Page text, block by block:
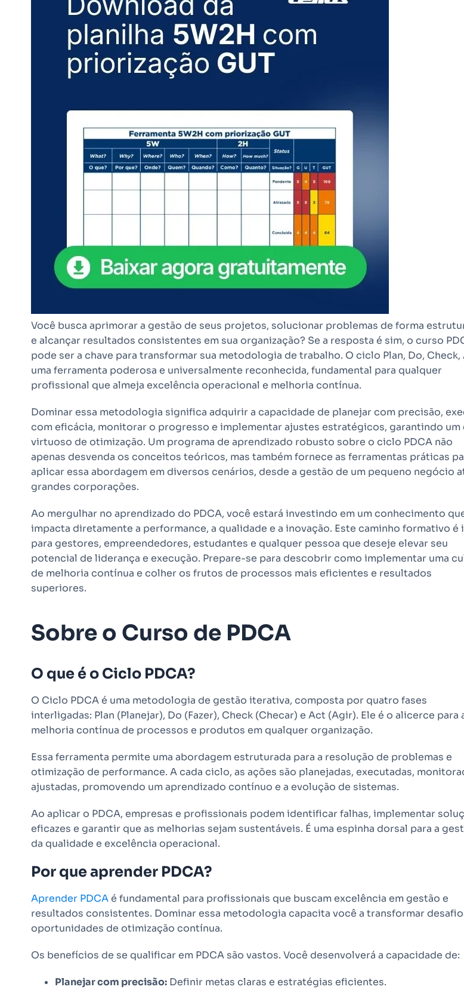
Você busca aprimorar a gestão de seus projetos, solucionar problemas de forma
e alcançar resultados consistentes em sua organização? Se a resposta é sim, o curso
pode ser a chave para transformar sua metodologia de trabalho. O ciclo Plan, Do, Check,
uma ferramenta poderosa e universalmente reconhecida, fundamental para qualquer
profissional que almeja excelência operacional e melhoria contínua.
Dominar essa metodologia significa adquirir a capacidade de planejar com precisão,
com eficácia, monitorar o progresso e implementar ajustes estratégicos, garantindo um
virtuoso de otimização. Um programa de aprendizado robusto sobre o ciclo PDCA não
apenas desvenda os conceitos teóricos, mas também fornece as ferramentas práticas
aplicar essa abordagem em diversos cenários, desde a gestão de um pequeno negócio
grandes corporações.
Ao mergulhar no aprendizado do PDCA, você estará investindo em um conhecimento
impacta diretamente a performance, a qualidade e a inovação. Este caminho formativo é
para gestores, empreendedores, estudantes e qualquer pessoa que deseje elevar seu
potencial de liderança e execução. Prepare-se para descobrir como implementar uma
de melhoria contínua e colher os frutos de processos mais eficientes e resultados
superiores.
Sobre o Curso de PDCA
O que é o Ciclo PDCA?
O Ciclo PDCA é uma metodologia de gestão iterativa, composta por quatro fases
interligadas: Plan (Planejar), Do (Fazer), Check (Checar) e Act (Agir). Ele é o alicerce para
melhoria contínua de processos e produtos em qualquer organização.
Essa ferramenta permite uma abordagem estruturada para a resolução de problemas e
otimização de performance. A cada ciclo, as ações são planejadas, executadas,
ajustadas, promovendo um aprendizado contínuo e a evolução de sistemas.
Ao aplicar o PDCA, empresas e profissionais podem identificar falhas, implementar
eficazes e garantir que as melhorias sejam sustentáveis. É uma espinha dorsal para a
da qualidade e excelência operacional.
Por que aprender PDCA?
Aprender PDCAé fundamental para profissionais que buscam excelência em gestão e
resultados consistentes. Dominar essa metodologia capacita você a transformar
oportunidades de otimização contínua.
Os benefícios de se qualificar em PDCA são vastos. Você desenvolverá a capacidade de:
Planejar com precisão: Definir metas claras e estratégias eficientes.